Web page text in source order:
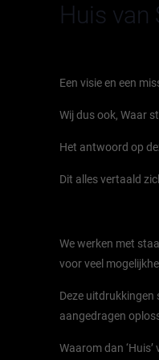
Huis van
Een visie en een
Wij dus ook, Waar
Het antwoord op
Dit alles vertaald
We werken met
voor veel
Deze uitdrukkingen
aangedragen
Waarom dan